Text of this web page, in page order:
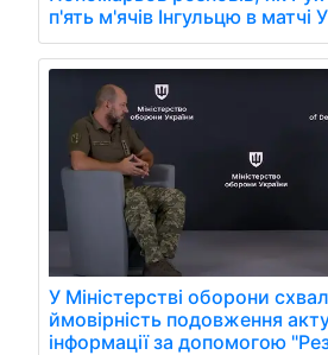
п'ять м'ячів Інгульцю в матчі
У Міністерстві оборони
ймовірність подовження
інформації за допомогою